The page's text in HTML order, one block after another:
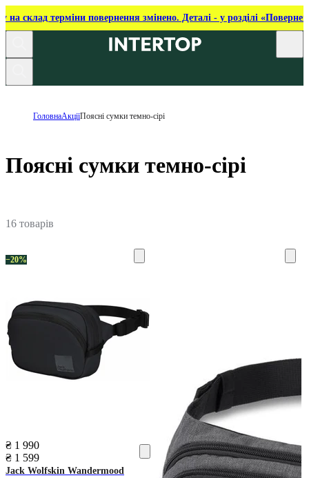
на склад терміни повернення змінено. Деталі - у розділі
ГоловнаАкціїПоясні сумки темно-сірі
Поясні сумки темно-сірі
16 товарів
−20%
₴ 1 990
₴ 1 599
Jack Wolfskin Wandermood